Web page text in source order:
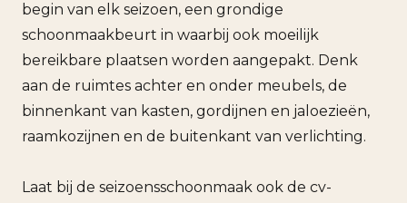
begin van elk seizoen, een grondige
schoonmaakbeurt in waarbij ook moeilijk
bereikbare plaatsen worden aangepakt. Denk
aan de ruimtes achter en onder meubels, de
binnenkant van kasten, gordijnen en jaloezieën,
raamkozijnen en de buitenkant van verlichting.
Laat bij de seizoensschoonmaak ook de cv-